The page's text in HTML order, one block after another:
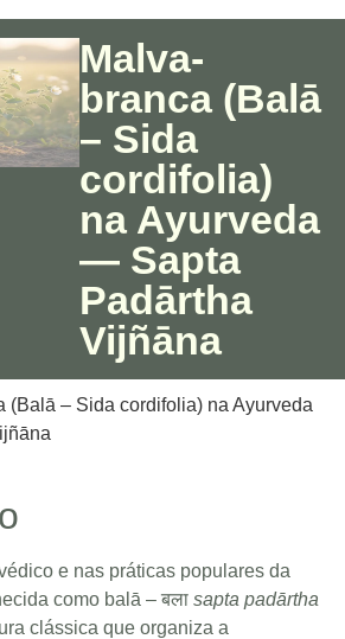
Malva-
branca (Balā
– Sida
cordifolia)
na Ayurveda
— Sapta
Padārtha
Vijñāna
(Balā – Sida cordifolia) na Ayurveda
e nas práticas populares da
como balā – बला sapta padārtha
clássica que organiza a